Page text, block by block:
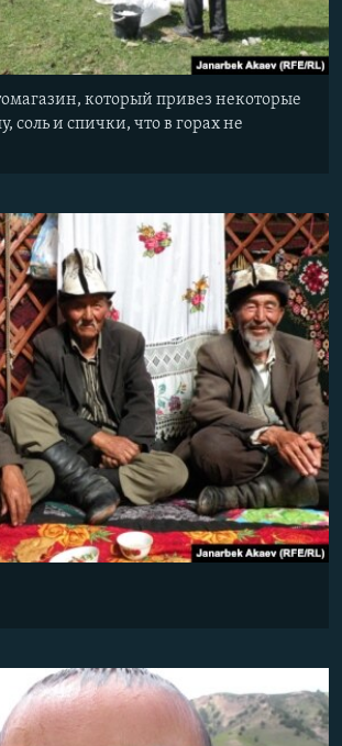
который привез некоторые
соль и спички, что в горах не